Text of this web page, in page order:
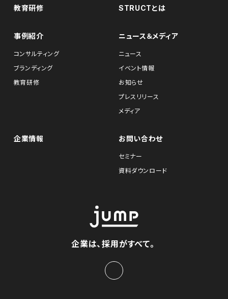
教育研修 STRUCTとは
事例紹介
コンサルティング
ブランディング
教育研修
ニュース＆メディア
ニュース
イベント情報
お知らせ
プレスリリース
メディア
企業情報 お問い合わせ
セミナー
資料ダウンロード
企業は、採用がすべて。